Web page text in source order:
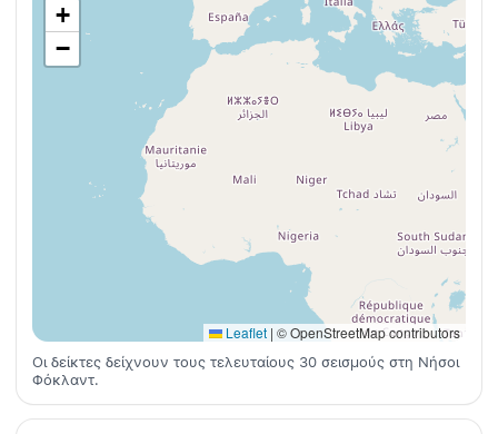
+
−
Leaflet | © OpenStreetMap contributors
Οι δείκτες δείχνουν τους τελευταίους 30 σεισμούς στη Νήσοι
Φόκλαντ.